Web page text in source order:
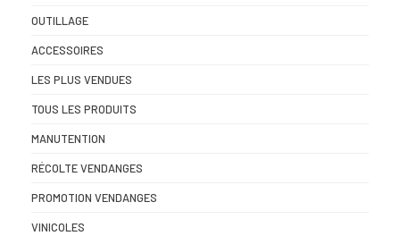
OUTILLAGE
ACCESSOIRES
LES PLUS VENDUES
TOUS LES PRODUITS
MANUTENTION
RÉCOLTE VENDANGES
PROMOTION VENDANGES
VINICOLES